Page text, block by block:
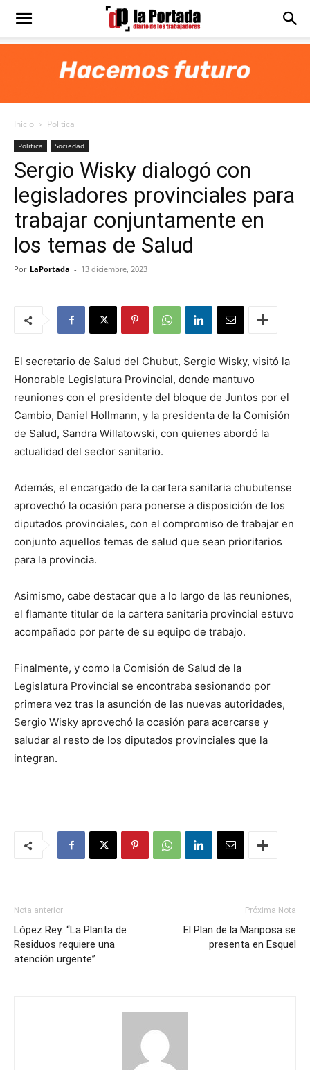
Diario
Portada
Inicio Politica
Politica Sociedad
Sergio Wisky dialogó con
legisladores provinciales para
trabajar conjuntamente en
los temas de Salud
Por LaPortada - 13 diciembre, 2023
El secretario de Salud del Chubut, Sergio Wisky, visitó la
Honorable Legislatura Provincial, donde mantuvo
reuniones con el presidente del bloque de Juntos por el
Cambio, Daniel Hollmann, y la presidenta de la Comisión
de Salud, Sandra Willatowski, con quienes abordó la
actualidad del sector sanitario.
Además, el encargado de la cartera sanitaria chubutense
aprovechó la ocasión para ponerse a disposición de los
diputados provinciales, con el compromiso de trabajar en
conjunto aquellos temas de salud que sean prioritarios
para la provincia.
Asimismo, cabe destacar que a lo largo de las reuniones,
el flamante titular de la cartera sanitaria provincial estuvo
acompañado por parte de su equipo de trabajo.
Finalmente, y como la Comisión de Salud de la
Legislatura Provincial se encontraba sesionando por
primera vez tras la asunción de las nuevas autoridades,
Sergio Wisky aprovechó la ocasión para acercarse y
saludar al resto de los diputados provinciales que la
integran.
Nota anterior
López Rey: “La Planta de
Residuos requiere una
atención urgente”
Próxima Nota
El Plan de la Mariposa se
presenta en Esquel